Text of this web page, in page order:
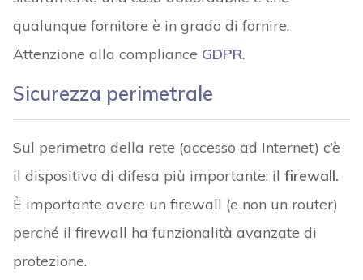
qualunque fornitore è in grado di fornire.
Attenzione alla compliance GDPR.
Sicurezza perimetrale
Sul perimetro della rete (accesso ad Internet) c’è
il dispositivo di difesa più importante: il firewall.
È importante avere un firewall (e non un router)
perché il firewall ha funzionalità avanzate di
protezione.